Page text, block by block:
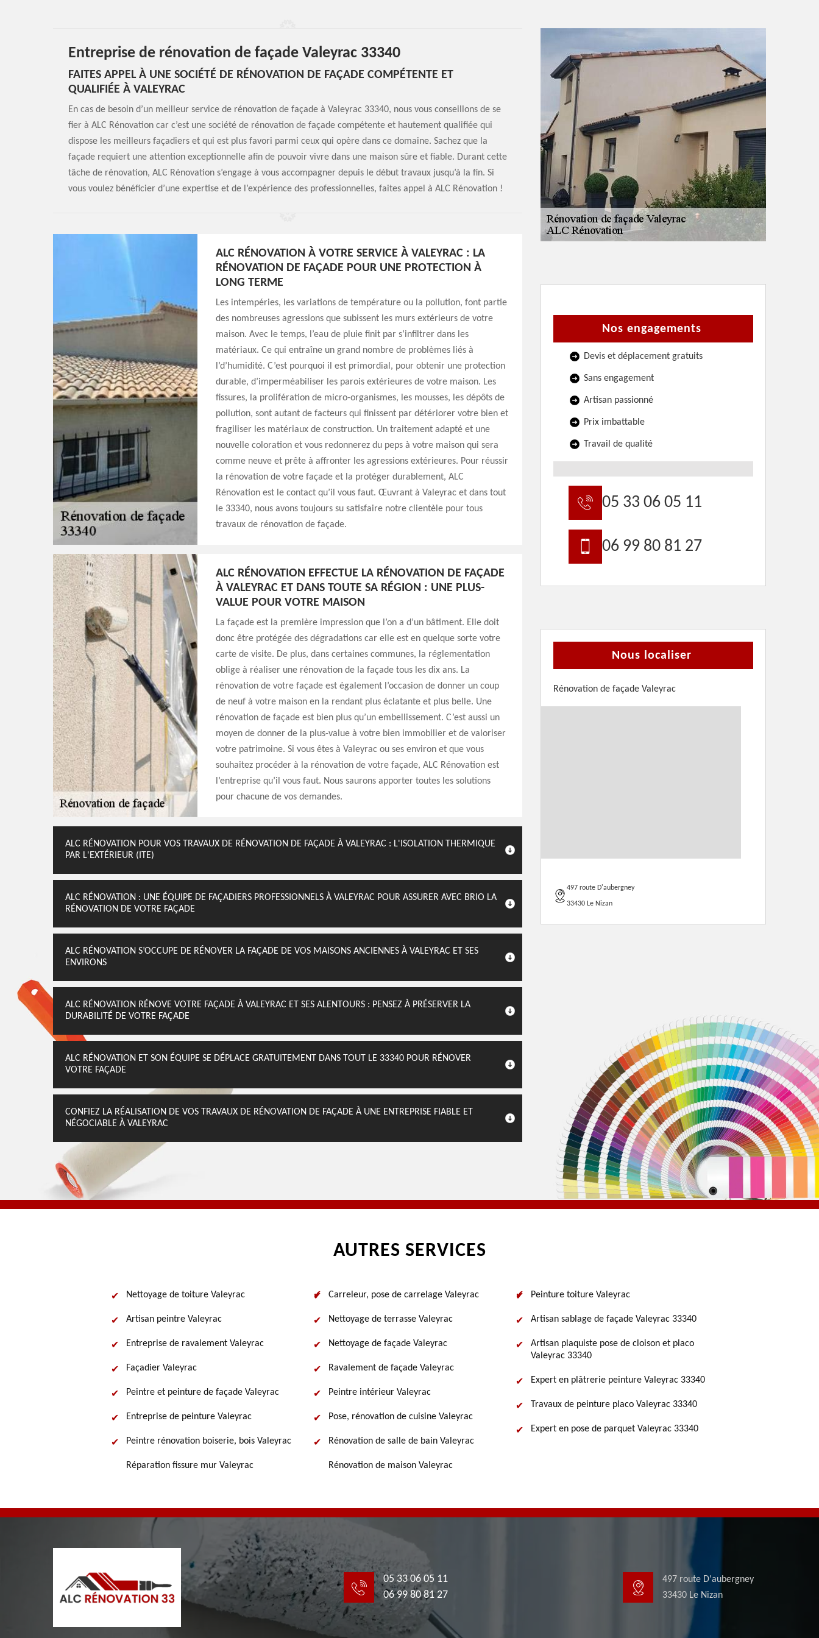
Entreprise de rénovation de façade Valeyrac 33340
FAITES APPEL À UNE SOCIÉTÉ DE RÉNOVATION DE FAÇADE COMPÉTENTE ET
QUALIFIÉE À VALEYRAC
En cas de besoin d’un meilleur service de rénovation de façade à Valeyrac 33340, nous vous conseillons de se
fier à ALC Rénovation car c’est une société de rénovation de façade compétente et hautement qualifiée qui
dispose les meilleurs façadiers et qui est plus favori parmi ceux qui opère dans ce domaine. Sachez que la
façade requiert une attention exceptionnelle afin de pouvoir vivre dans une maison sûre et fiable. Durant cette
tâche de rénovation, ALC Rénovation s’engage à vous accompagner depuis le début travaux jusqu’à la fin. Si
vous voulez bénéficier d’une expertise et de l’expérience des professionnelles, faites appel à ALC Rénovation !
ALC RÉNOVATION À VOTRE SERVICE À VALEYRAC : LA
RÉNOVATION DE FAÇADE POUR UNE PROTECTION À
LONG TERME
Les intempéries, les variations de température ou la pollution, font partie
des nombreuses agressions que subissent les murs extérieurs de votre
maison. Avec le temps, l’eau de pluie finit par s’infiltrer dans les
matériaux. Ce qui entraîne un grand nombre de problèmes liés à
l’d’humidité. C’est pourquoi il est primordial, pour obtenir une protection
durable, d’imperméabiliser les parois extérieures de votre maison. Les
fissures, la prolifération de micro-organismes, les mousses, les dépôts de
pollution, sont autant de facteurs qui finissent par détériorer votre bien et
fragiliser les matériaux de construction. Un traitement adapté et une
nouvelle coloration et vous redonnerez du peps à votre maison qui sera
comme neuve et prête à affronter les agressions extérieures. Pour réussir
la rénovation de votre façade et la protéger durablement, ALC
Rénovation est le contact qu’il vous faut. Œuvrant à Valeyrac et dans tout
le 33340, nous avons toujours su satisfaire notre clientèle pour tous
travaux de rénovation de façade.
ALC RÉNOVATION EFFECTUE LA RÉNOVATION DE FAÇADE
À VALEYRAC ET DANS TOUTE SA RÉGION : UNE PLUS-
VALUE POUR VOTRE MAISON
La façade est la première impression que l’on a d’un bâtiment. Elle doit
donc être protégée des dégradations car elle est en quelque sorte votre
carte de visite. De plus, dans certaines communes, la réglementation
oblige à réaliser une rénovation de la façade tous les dix ans. La
rénovation de votre façade est également l’occasion de donner un coup
de neuf à votre maison en la rendant plus éclatante et plus belle. Une
rénovation de façade est bien plus qu’un embellissement. C’est aussi un
moyen de donner de la plus-value à votre bien immobilier et de valoriser
votre patrimoine. Si vous êtes à Valeyrac ou ses environ et que vous
souhaitez procéder à la rénovation de votre façade, ALC Rénovation est
l’entreprise qu’il vous faut. Nous saurons apporter toutes les solutions
pour chacune de vos demandes.
ALC RÉNOVATION POUR VOS TRAVAUX DE RÉNOVATION DE FAÇADE À VALEYRAC : L'ISOLATION THERMIQUE
PAR L'EXTÉRIEUR (ITE)
ALC RÉNOVATION : UNE ÉQUIPE DE FAÇADIERS PROFESSIONNELS À VALEYRAC POUR ASSURER AVEC BRIO LA
RÉNOVATION DE VOTRE FAÇADE
ALC RÉNOVATION S’OCCUPE DE RÉNOVER LA FAÇADE DE VOS MAISONS ANCIENNES À VALEYRAC ET SES
ENVIRONS
ALC RÉNOVATION RÉNOVE VOTRE FAÇADE À VALEYRAC ET SES ALENTOURS : PENSEZ À PRÉSERVER LA
DURABILITÉ DE VOTRE FAÇADE
ALC RÉNOVATION ET SON ÉQUIPE SE DÉPLACE GRATUITEMENT DANS TOUT LE 33340 POUR RÉNOVER
VOTRE FAÇADE
CONFIEZ LA RÉALISATION DE VOS TRAVAUX DE RÉNOVATION DE FAÇADE À UNE ENTREPRISE FIABLE ET
NÉGOCIABLE À VALEYRAC
Nos engagements
Devis et déplacement gratuits
Sans engagement
Artisan passionné
Prix imbattable
Travail de qualité
05 33 06 05 11
06 99 80 81 27
Nous localiser
Rénovation de façade Valeyrac
497 route D'aubergney
33430 Le Nizan
AUTRES SERVICES
Nettoyage de toiture Valeyrac
Artisan peintre Valeyrac
Entreprise de ravalement Valeyrac
Façadier Valeyrac
Peintre et peinture de façade Valeyrac
Entreprise de peinture Valeyrac
Peintre rénovation boiserie, bois Valeyrac
Réparation fissure mur Valeyrac
Carreleur, pose de carrelage Valeyrac
Nettoyage de terrasse Valeyrac
Nettoyage de façade Valeyrac
Ravalement de façade Valeyrac
Peintre intérieur Valeyrac
Pose, rénovation de cuisine Valeyrac
Rénovation de salle de bain Valeyrac
Rénovation de maison Valeyrac
Peinture toiture Valeyrac
Artisan sablage de façade Valeyrac 33340
Artisan plaquiste pose de cloison et placo
Valeyrac 33340
Expert en plâtrerie peinture Valeyrac 33340
Travaux de peinture placo Valeyrac 33340
Expert en pose de parquet Valeyrac 33340
05 33 06 05 11
06 99 80 81 27
497 route D'aubergney
33430 Le Nizan